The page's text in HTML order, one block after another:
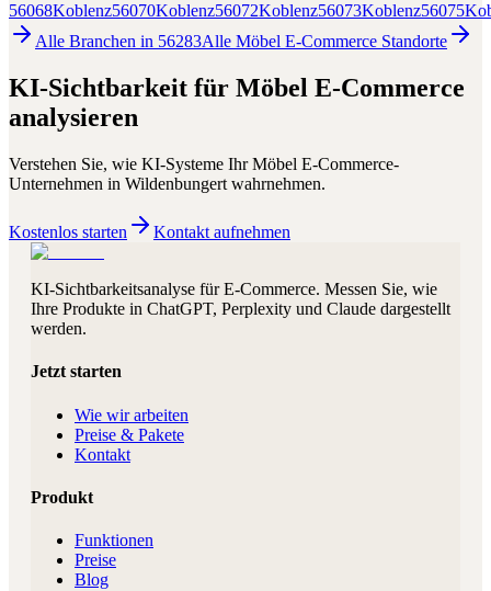
56068Koblenz56070Koblenz56072Koblenz56073Koblenz56075
Alle Branchen in 56283Alle Möbel E-Commerce Standorte
KI-Sichtbarkeit für Möbel E-Commerce
analysieren
Verstehen Sie, wie KI-Systeme IhrMöbel E-Commerce-
Unternehmen in Wildenbungert wahrnehmen.
Kostenlos starten Kontakt aufnehmen
KI-Sichtbarkeitsanalyse für E-Commerce. Messen Sie, wie
Ihre Produkte in ChatGPT, Perplexity und Claude dargestellt
werden.
Jetzt starten
Wie wir arbeiten
Preise & Pakete
Kontakt
Produkt
Funktionen
Preise
Blog